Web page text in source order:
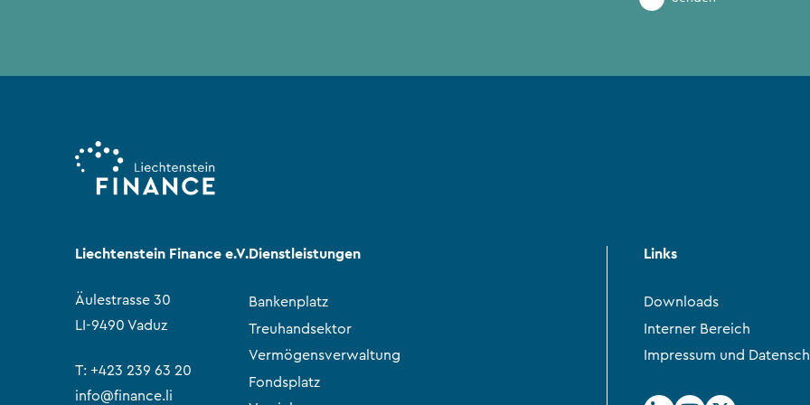
Liechtenstein Finance e.V.
Äulestrasse 30
LI-9490 Vaduz
T:+423 239 63 20
info@finance.li
Dienstleistungen
Bankenplatz
Treuhandsektor
Vermögensverwaltung
Fondsplatz
Links
Downloads
Interner Bereich
Impressum und